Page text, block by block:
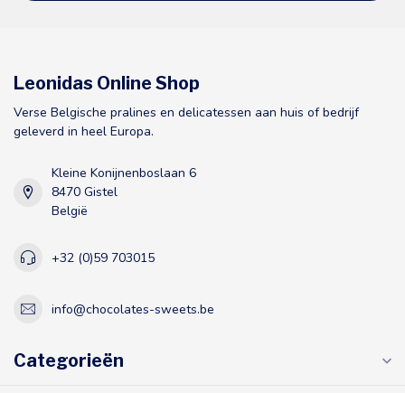
Leonidas Online Shop
Verse Belgische pralines en delicatessen aan huis of bedrijf
geleverd in heel Europa.
Kleine Konijnenboslaan 6
8470 Gistel
België
+32 (0)59 703015
info@chocolates-sweets.be
Categorieën